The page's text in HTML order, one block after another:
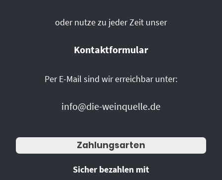
oder nutze zu jeder Zeit unser
Kontaktformular
Per E-Mail sind wir erreichbar unter:
info@die-weinquelle.de
Zahlungsarten
Sicher bezahlen mit